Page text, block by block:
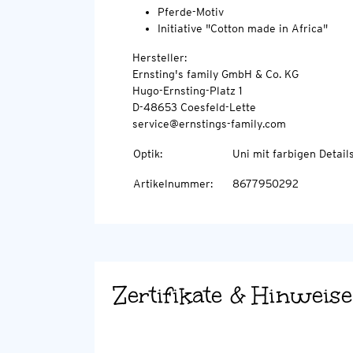
Pferde-Motiv
Initiative "Cotton made in Africa"
Hersteller:
Ernsting's family GmbH & Co. KG
Hugo-Ernsting-Platz 1
D-48653 Coesfeld-Lette
service@ernstings-family.com
Optik: Uni mit farbigen
Artikelnummer: 8677950292
Zertifikate & Hinweise